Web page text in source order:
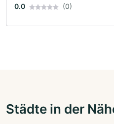
0.0 (0)
Städte in der